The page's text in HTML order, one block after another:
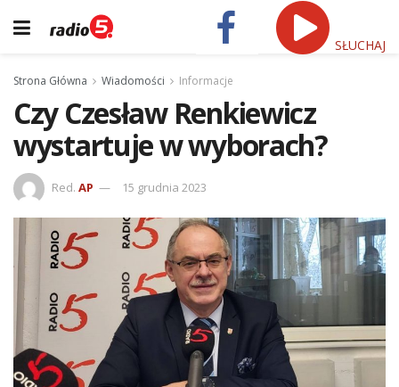
SŁUCHAJ
Strona Główna Wiadomości Informacje
Czy Czesław Renkiewicz
wystartuje w wyborach?
Red. AP 15 grudnia 2023